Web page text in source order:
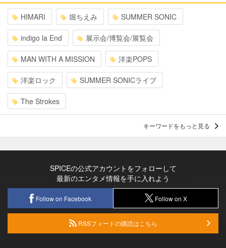
HIMARI 堀ちえみ SUMMER SONIC
indigo la End 展示会/博覧会/展覧会
MAN WITH A MISSION 洋楽POPS
洋楽ロック SUMMER SONICライブ
The Strokes
キーワードをもっと見る
SPICEの公式アカウントをフォローして
最新のエンタメ情報を手に入れよう
Follow on Facebook Follow on X
RSSフィードの購読はこちら